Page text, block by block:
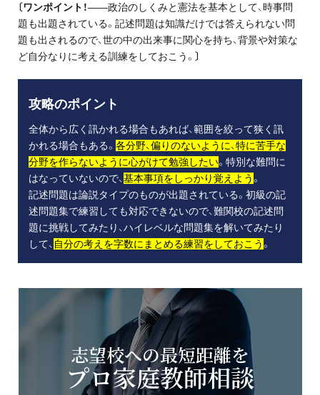
〔ワンポイント！――政治のしくみと憲法を基本として、時事問
題も出題されている。記述問題は知識だけでは答えられない問
題も出されるので、世の中の出来事に関心を持ち、背景や対策な
ど自分なりに考える訓練をしておこう。 〕
攻略のポイント
全体から広く訊かれる場合もあれば、範囲を絞って狭く訊
かれる場合もある。 各分野、偏りのないように、特に苦手な
分野を作らないように心がけて勉強したい。特別な難問に
はなっていないので、基本事項をしっかり覚えよう。
記述問題は論説タイプのものが出題されている。初級の記
述問題集で練習しても対応できないので、難関校の記述問
題に挑戦してみたり、ハイレベルな問題集を解いてみたり
して、 自分の考えを字数にまとめる練習をしておこう。
志望校への最短距離を
プロ家庭教師相談